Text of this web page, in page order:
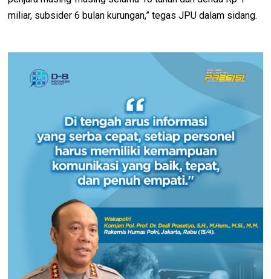
miliar, subsider 6 bulan kurungan,” tegas JPU dalam sidang.